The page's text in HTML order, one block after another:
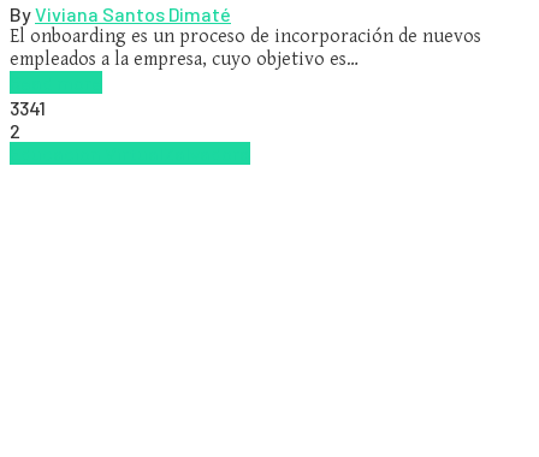
ByViviana Santos Dimaté
El onboarding es un proceso de incorporación de nuevos
empleados a la empresa, cuyo objetivo es…
3341
2